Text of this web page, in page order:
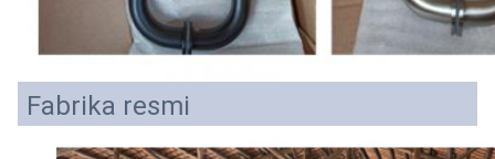
Fabrika resmi